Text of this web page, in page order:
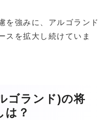
を強みに、アルゴランド
スを拡大し続けていま
ゴランド)の将
は？